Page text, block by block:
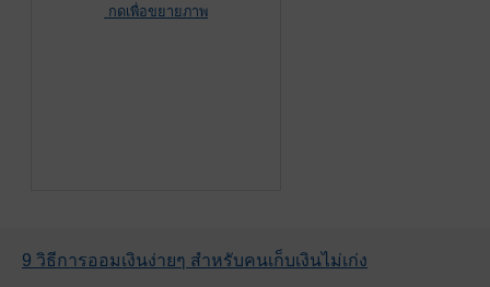
กดเพื่อขยายภาพ
9 วิธีการออมเงินง่ายๆ สำหรับคนเก็บเงินไม่เก่ง